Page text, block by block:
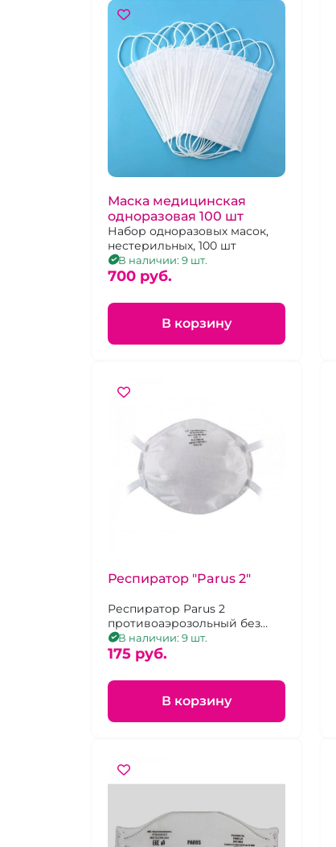
Маска медицинская
одноразовая 100 шт
Набор одноразовых масок,
нестерильных, 100 шт
В наличии: 9 шт.
700 pуб.
В корзину
Респиратор "Parus 2"
Респиратор Parus 2
противоаэрозольный без
клапана. Размер
универсальный.
В наличии: 9 шт.
175 pуб.
В корзину